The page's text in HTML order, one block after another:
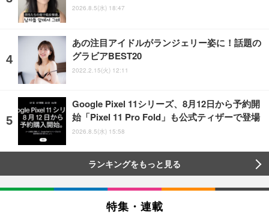
2026.8.5(水) 18:47
あの注目アイドルがランジェリー姿に！話題の
グラビアBEST20
2022.2.15(火) 12:11
Google Pixel 11シリーズ、8月12日から予約開
始「Pixel 11 Pro Fold」も公式ティザーで登場
2026.8.5(水) 15:58
ランキングをもっと見る
特集・連載